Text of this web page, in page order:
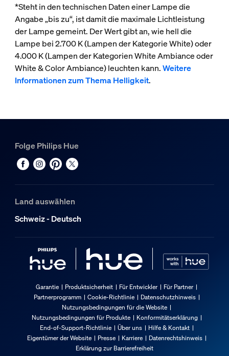
*Steht in den technischen Daten einer Lampe die
Angabe „bis zu“, ist damit die maximale Lichtleistung
der Lampe gemeint. Der Wert gibt an, wie hell die
Lampe bei 2.700 K (Lampen der Kategorie White) oder
4.000 K (Lampen der Kategorien White Ambiance oder
White & Color Ambiance) leuchten kann.Weitere
Informationen zum Thema Helligkeit.
Folge Philips Hue
Land auswählen
Schweiz - Deutsch
Garantie Produktsicherheit Für Entwickler
Für Partner
Partnerprogramm
Cookie-Richtlinie
Datenschutzhinweis
Nutzungsbedingungen für die Website
Nutzungsbedingungen für Produkte
Konformitätserklärung
End-of-Support-Richtlinie
Über uns
Hilfe & Kontakt
Eigentümer der Website
Presse Karriere
Datenrechtshinweis
Erklärung zur Barrierefreiheit